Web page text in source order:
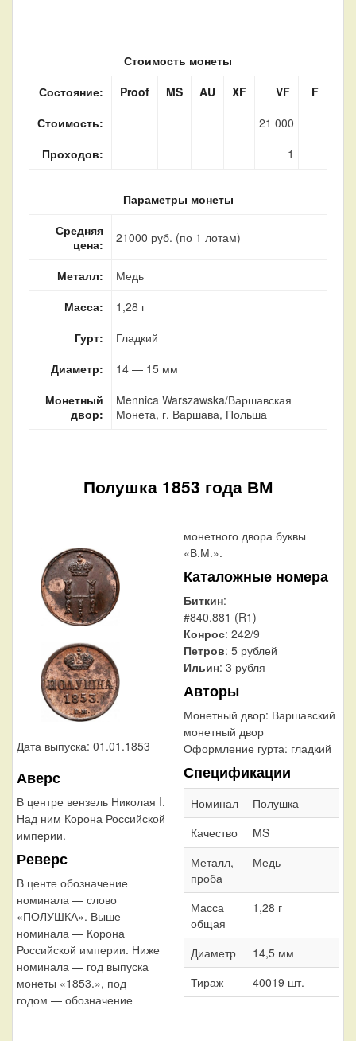
Стоимость монеты
Состояние:
Proof MS AU XF VF
F
Стоимость:
21 000
Проходов:
1
Параметры монеты
Средняя
цена:
21000 руб. (по 1 лотам)
Металл:
Медь
Масса:
1,28 г
Гурт:
Гладкий
Диаметр:
14 — 15 мм
Монетный
двор:
Mennica Warszawska/Варшавская
Монета, г. Варшава, Польша
Полушка 1853 года ВМ
Дата выпуска: 01.01.1853
Аверс
В центре вензель Николая I.
Над ним Корона Российской
империи.
Реверс
В центе обозначение
номинала — слово
«ПОЛУШКА». Выше
номинала — Корона
Российской империи. Ниже
номинала — год выпуска
монеты «1853.», под
годом — обозначение
монетного двора буквы
«В.М.».
Каталожные номера
Биткин:
#840.881 (R1)
Конрос: 242/9
Петров: 5 рублей
Ильин: 3 рубля
Авторы
Монетный двор: Варшавский
монетный двор
Оформление гурта: гладкий
Спецификации
Номинал
Полушка
Качество
MS
Металл,
проба
Медь
Масса
общая
1,28 г
Диаметр
14,5 мм
Тираж
40019 шт.